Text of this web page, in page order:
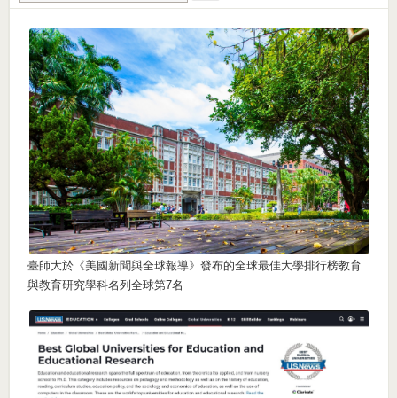
臺師大於《美國新聞與全球報導》發布的全球最佳大學排行榜教育
與教育研究學科名列全球第7名